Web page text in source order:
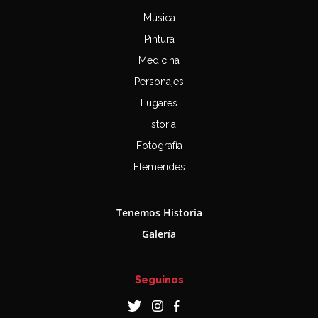
Música
Pintura
Medicina
Personajes
Lugares
Historia
Fotografía
Efemérides
Tenemos Historia
Galería
Seguinos